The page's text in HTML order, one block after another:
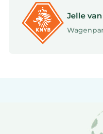
Jelle